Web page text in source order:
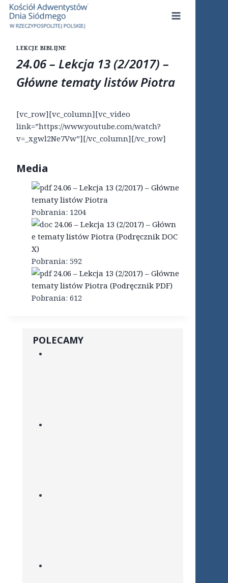
Przejdź
treści
LEKCJE BIBLIJNE
24.06 – Lekcja 13 (2/2017) –
Główne tematy listów Piotra
[vc_row][vc_column][vc_video
link=”https://www.youtube.com/watch?
v=_xgwl2Ne7Vw”][/vc_column][/vc_row]
Media
24.06 – Lekcja 13 (2/2017) – Główne
tematy listów Piotra
Pobrania: 1204
24.06 – Lekcja 13 (2/2017) – Główn
e tematy listów Piotra (Podręcznik DOC
X)
Pobrania: 592
24.06 – Lekcja 13 (2/2017) – Główne
tematy listów Piotra (Podręcznik PDF)
Pobrania: 612
POLECAMY